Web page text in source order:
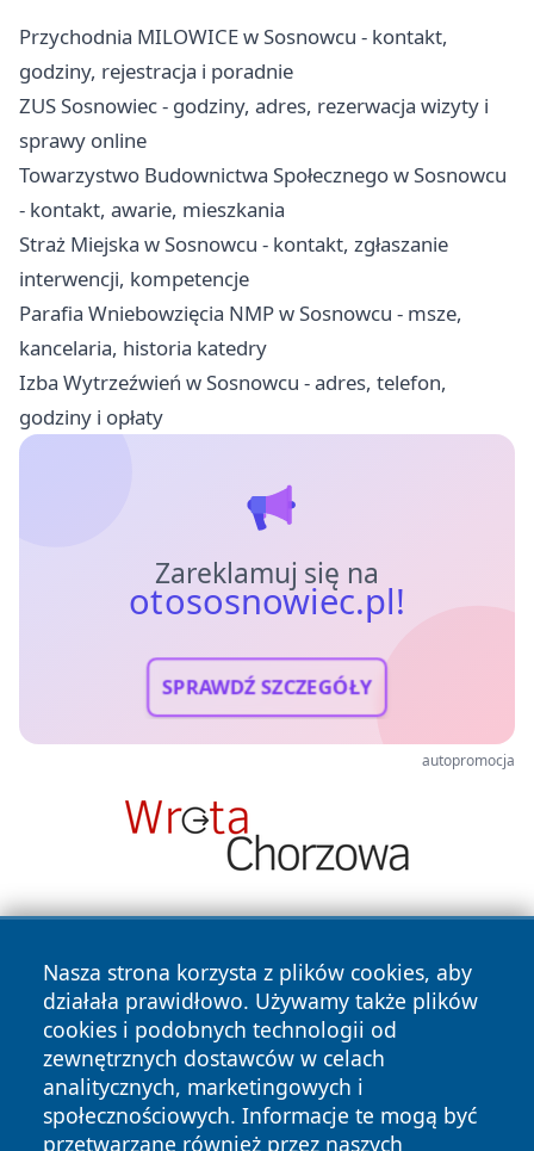
Przychodnia MILOWICE w Sosnowcu - kontakt,
godziny, rejestracja i poradnie
ZUS Sosnowiec - godziny, adres, rezerwacja wizyty i
sprawy online
Towarzystwo Budownictwa Społecznego w Sosnowcu
- kontakt, awarie, mieszkania
Straż Miejska w Sosnowcu - kontakt, zgłaszanie
interwencji, kompetencje
Parafia Wniebowzięcia NMP w Sosnowcu - msze,
kancelaria, historia katedry
Izba Wytrzeźwień w Sosnowcu - adres, telefon,
godziny i opłaty
Zareklamuj się na
otososnowiec.pl!
SPRAWDŹ SZCZEGÓŁY
autopromocja
Nasza strona korzysta z plików cookies, aby
działała prawidłowo. Używamy także plików
cookies i podobnych technologii od
zewnętrznych dostawców w celach
analitycznych, marketingowych i
społecznościowych. Informacje te mogą być
przetwarzane również przez naszych
Copyright © 2026 otososnowiec.pl Wszystkie prawa
zastrzeżone.